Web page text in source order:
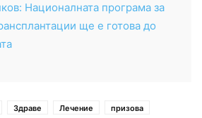
Националната програма за
ще е готова до
Здраве Лечение
призова